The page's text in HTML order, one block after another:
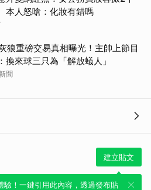
人怒嗆：化妝有錯嗎
狼重磅交易真相曝光！主帥上節目
換來球三只為「解放蟻人」
聞
建立貼文
驗！一鍵引用此內容，透過發布貼